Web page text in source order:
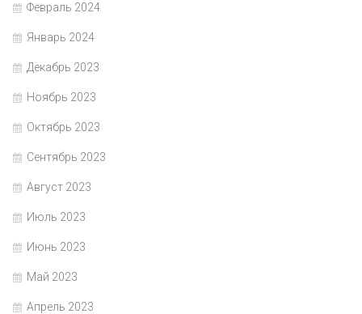
Февраль 2024
Январь 2024
Декабрь 2023
Ноябрь 2023
Октябрь 2023
Сентябрь 2023
Август 2023
Июль 2023
Июнь 2023
Май 2023
Апрель 2023